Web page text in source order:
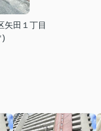
矢田１丁目
)